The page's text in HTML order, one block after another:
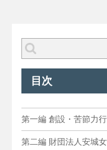
目次
第一編 創設・苦節力
第二編 財団法人安城